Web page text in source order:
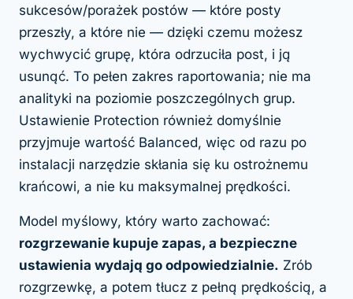
sukcesów/porażek postów — które posty
przeszły, a które nie — dzięki czemu możesz
wychwycić grupę, która odrzuciła post, i ją
usunąć. To pełen zakres raportowania; nie ma
analityki na poziomie poszczególnych grup.
Ustawienie Protection również domyślnie
przyjmuje wartość Balanced, więc od razu po
instalacji narzędzie skłania się ku ostrożnemu
krańcowi, a nie ku maksymalnej prędkości.
Model myślowy, który warto zachować:
rozgrzewanie kupuje zapas, a bezpieczne
ustawienia wydają go odpowiedzialnie. Zrób
rozgrzewkę, a potem tłucz z pełną prędkością, a